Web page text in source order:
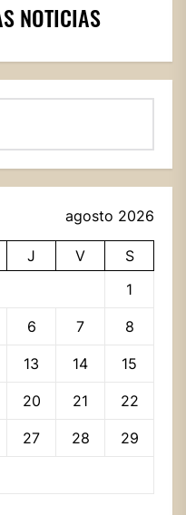
NOTICIAS
agosto 2026
J V
S
1
6 7 8
13 14 15
20 21 22
27 28 29